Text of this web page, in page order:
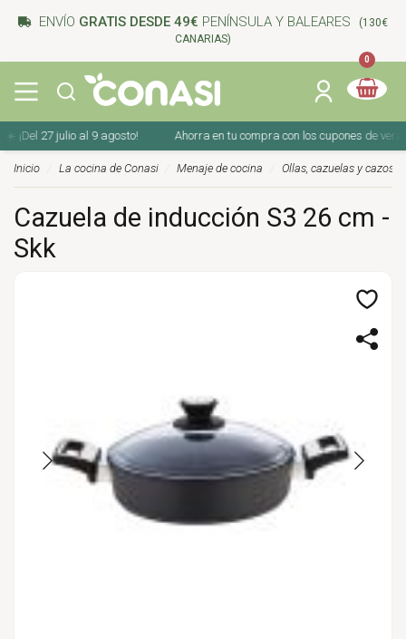
ENVÍO GRATIS DESDE 49€ PENÍNSULA Y BALEARES
(130€
CANARIAS)
0
27 julio al 9 agosto! Ahorra en tu compra con los cupones de verano
Inicio La cocina de Conasi Menaje de cocina Ollas, cazuelas y cazos
Cazuela de inducción S3 26 cm -
Skk